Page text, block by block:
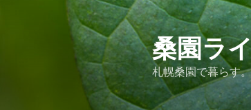
桑園ラ
札幌桑園で暮らす。